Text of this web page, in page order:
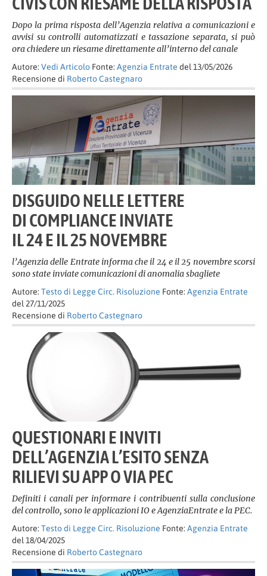
Dopo la prima risposta dell’Agenzia relativa a comunicazioni e
avvisi su controlli automatizzati e tassazione separata, si può
ora chiedere un riesame direttamente all’interno del canale
Autore: Vedi Articolo Fonte: Agenzia Entrate del 13/05/2026
Recensione di Roberto Castegnaro
DISGUIDO NELLE LETTERE
DI COMPLIANCE INVIATE
IL 24 E IL 25 NOVEMBRE
l’Agenzia delle Entrate informa che il 24 e il 25 novembre scorsi
sono state inviate comunicazioni di anomalia sbagliete
Autore: Testo di Legge Circ. Risoluzione Fonte: Agenzia Entrate
del 27/11/2025
Recensione di Roberto Castegnaro
QUESTIONARI E INVITI
DELL’AGENZIA L’ESITO SENZA
RILIEVI SU APP O VIA PEC
Definiti i canali per informare i contribuenti sulla conclusione
del controllo, sono le applicazioni IO e AgenziaEntrate e la PEC.
Autore: Testo di Legge Circ. Risoluzione Fonte: Agenzia Entrate
del 18/04/2025
Recensione di Roberto Castegnaro